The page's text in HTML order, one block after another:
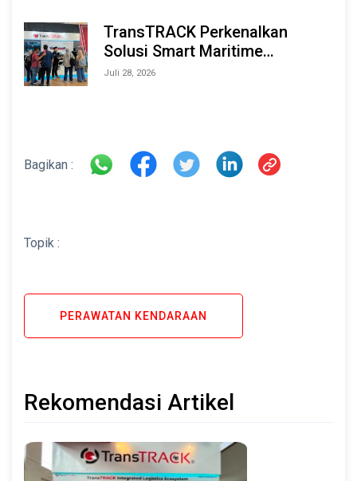
TransTRACK Perkenalkan
Solusi Smart Maritime
Monitoring Berbasis AI dan IoT
Juli 28, 2026
Bagikan :
Topik :
PERAWATAN KENDARAAN
Rekomendasi Artikel